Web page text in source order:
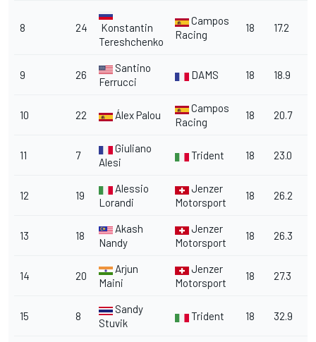
8 24
Konstantin
Tereshchenko
Campos
Racing
18 17.2
9 26
Santino
Ferrucci
DAMS 18 18.9
10 22 Álex Palou
Campos
Racing
18 20.7
11 7
Giuliano
Alesi
Trident 18 23.0
12 19
Alessio
Lorandi
Jenzer
Motorsport
18 26.2
13 18
Akash
Nandy
Jenzer
Motorsport
18 26.3
14 20
Arjun
Maini
Jenzer
Motorsport
18 27.3
15 8
Sandy
Stuvik
Trident 18 32.9